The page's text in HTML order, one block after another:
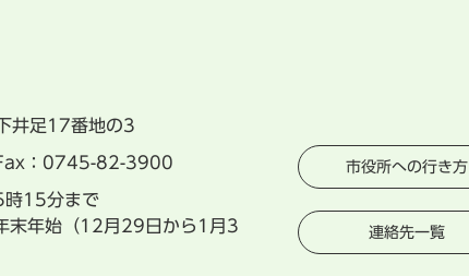
井足17番地の3
：0745-82-3900
時15分まで
末年始（12月29日から1月3
市役所への行き方
連絡先一覧